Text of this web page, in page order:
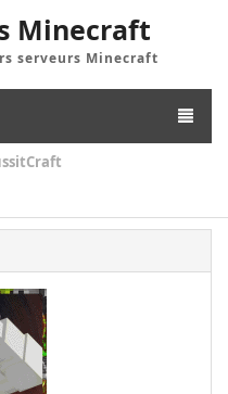
Minecraft
serveurs Minecraft